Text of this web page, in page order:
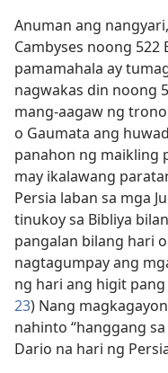
Anuman ang
Cambyses noong 522
pamamahala ay
nagwakas din noong
mang-aagaw ng
o Gaumata ang
panahon ng maikling
may ikalawang
Persia laban sa mga
tinukoy sa Bibliya
pangalan bilang hari
nagtagumpay ang
ng hari ang higit
23) Nang
nahinto “hanggang
Dario na hari ng